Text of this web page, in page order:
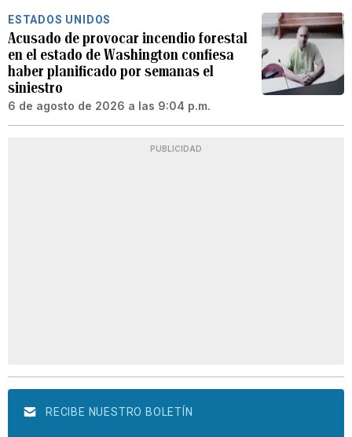
ESTADOS UNIDOS
Acusado de provocar incendio forestal
en el estado de Washington confiesa
haber planificado por semanas el
siniestro
6 de agosto de 2026 a las 9:04 p.m.
PUBLICIDAD
RECIBE NUESTRO BOLETÍN